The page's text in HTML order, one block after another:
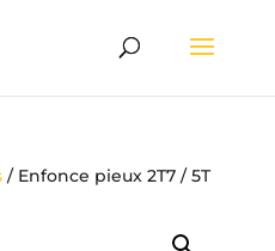
/ Enfonce pieux 2T7 / 5T